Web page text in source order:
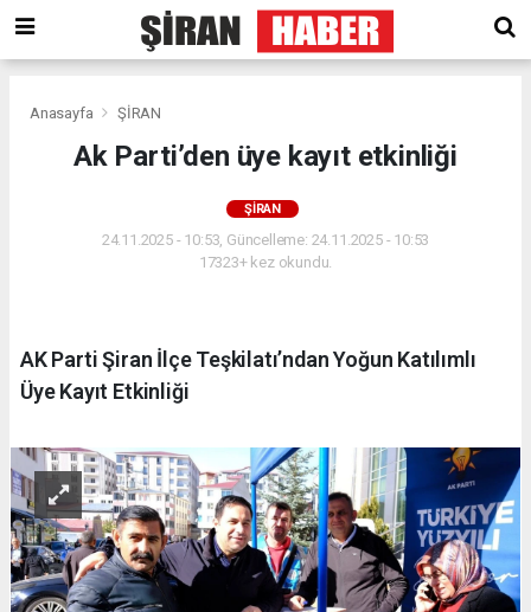
Anasayfa ŞİRAN
Ak Parti’den üye kayıt etkinliği
ŞİRAN
24.11.2025 - 10:53, Güncelleme: 24.11.2025 - 10:53
17323+ kez okundu.
AK Parti Şiran İlçe Teşkilatı’ndan Yoğun Katılımlı
Üye Kayıt Etkinliği